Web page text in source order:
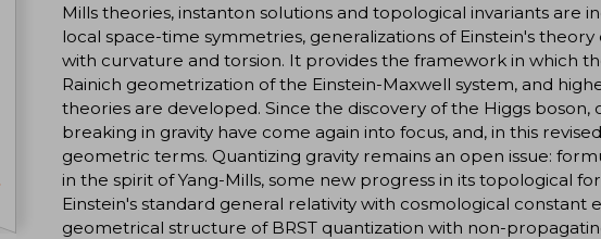
Mills theories, instanton solutions and topological invariants are
local space-time symmetries, generalizations of Einstein's
with curvature and torsion. It provides the framework in which
Rainich geometrization of the Einstein-Maxwell system, and
theories are developed. Since the discovery of the Higgs
breaking in gravity have come again into focus, and, in this
geometric terms. Quantizing gravity remains an open issue:
in the spirit of Yang-Mills, some new progress in its topological
Einstein's standard general relativity with cosmological constant
geometrical structure of BRST quantization with non-